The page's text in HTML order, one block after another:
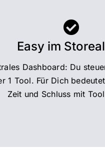
Easy im
Dashboard: Du
1 Tool. Für Dich
Zeit und Schluss mit